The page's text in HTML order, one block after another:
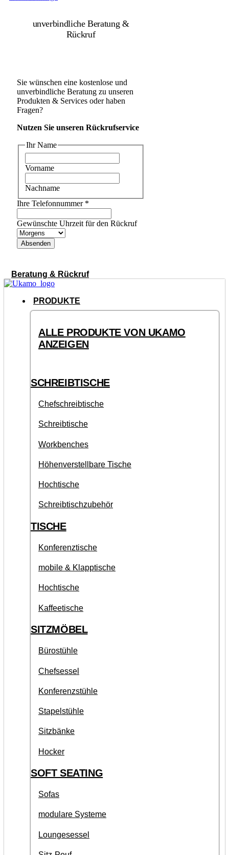
unverbindliche Beratung &
Rückruf
Sie wünschen eine kostenlose und
unverbindliche Beratung zu unseren
Produkten & Services oder haben
Fragen?
Nutzen Sie unseren Rückrufservice
Ihr Name
Vorname
Nachname
Ihre Telefonnummer *
Gewünschte Uhrzeit für den Rückruf
Absenden
Beratung & Rückruf
PRODUKTE
ALLE PRODUKTE VON UKAMO
ANZEIGEN
SCHREIBTISCHE
Chefschreibtische
Schreibtische
Workbenches
Höhenverstellbare Tische
Hochtische
Schreibtischzubehör
TISCHE
Konferenztische
mobile & Klapptische
Hochtische
Kaffeetische
SITZMÖBEL
Bürostühle
Chefsessel
Konferenzstühle
Stapelstühle
Sitzbänke
Hocker
SOFT SEATING
Sofas
modulare Systeme
Loungesessel